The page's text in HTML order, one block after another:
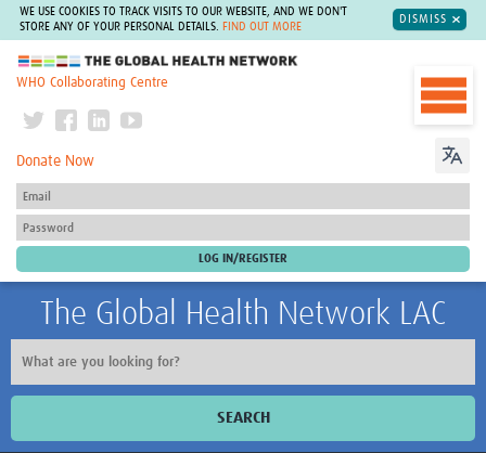
WE USE COOKIES TO TRACK VISITS TO OUR WEBSITE, AND WE DON'T
STORE ANY OF YOUR PERSONAL DETAILS.
FIND OUT MORE
DISMISS
The Global Health Network
WHO Collaborating Centre
Donate Now
The Global Health Network LAC
SEARCH